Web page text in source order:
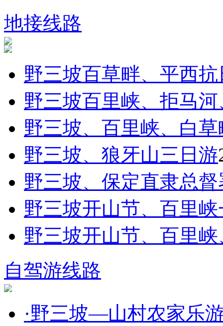
地接线路
野三坡百草畔、平西
野三坡百里峡、拒马
野三坡、百里峡、白
野三坡、狼牙山三日游
野三坡、保定直隶总
野三坡开山节、百里
野三坡开山节、百里
自驾游线路
·野三坡—山村农家乐